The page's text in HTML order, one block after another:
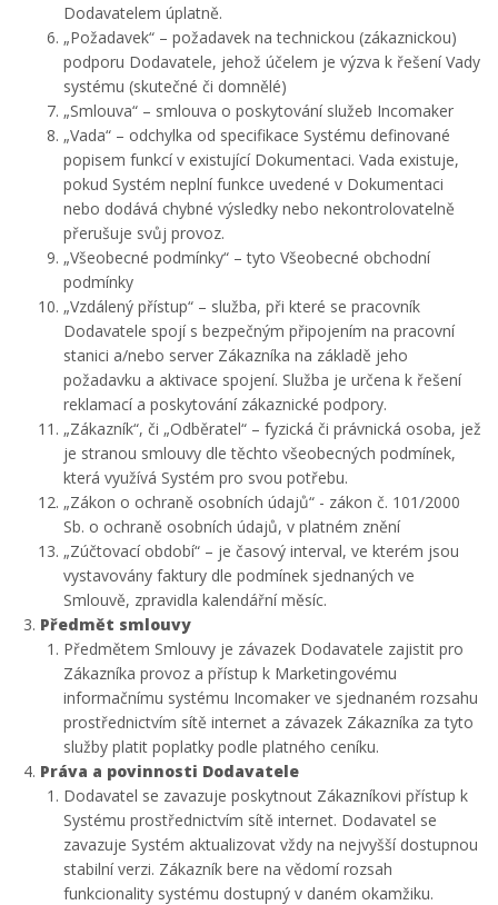
Dodavatelem úplatně.
„Požadavek“ – požadavek na technickou (zákaznickou)
podporu Dodavatele, jehož účelem je výzva k řešení Vady
systému (skutečné či domnělé)
„Smlouva“ – smlouva o poskytování služeb Incomaker
„Vada“ – odchylka od specifikace Systému definované
popisem funkcí v existující Dokumentaci. Vada existuje,
pokud Systém neplní funkce uvedené v Dokumentaci
nebo dodává chybné výsledky nebo nekontrolovatelně
přerušuje svůj provoz.
„Všeobecné podmínky“ – tyto Všeobecné obchodní
podmínky
„Vzdálený přístup“ – služba, při které se pracovník
Dodavatele spojí s bezpečným připojením na pracovní
stanici a/nebo server Zákazníka na základě jeho
požadavku a aktivace spojení. Služba je určena k řešení
reklamací a poskytování zákaznické podpory.
„Zákazník“, či „Odběratel“ – fyzická či právnická osoba, jež
je stranou smlouvy dle těchto všeobecných podmínek,
která využívá Systém pro svou potřebu.
„Zákon o ochraně osobních údajů“ - zákon č. 101/2000
Sb. o ochraně osobních údajů, v platném znění
„Zúčtovací období“ – je časový interval, ve kterém jsou
vystavovány faktury dle podmínek sjednaných ve
Smlouvě, zpravidla kalendářní měsíc.
Předmět smlouvy
Předmětem Smlouvy je závazek Dodavatele zajistit pro
Zákazníka provoz a přístup k Marketingovému
informačnímu systému Incomaker ve sjednaném rozsahu
prostřednictvím sítě internet a závazek Zákazníka za tyto
služby platit poplatky podle platného ceníku.
Práva a povinnosti Dodavatele
Dodavatel se zavazuje poskytnout Zákazníkovi přístup k
Systému prostřednictvím sítě internet. Dodavatel se
zavazuje Systém aktualizovat vždy na nejvyšší dostupnou
stabilní verzi. Zákazník bere na vědomí rozsah
funkcionality systému dostupný v daném okamžiku.